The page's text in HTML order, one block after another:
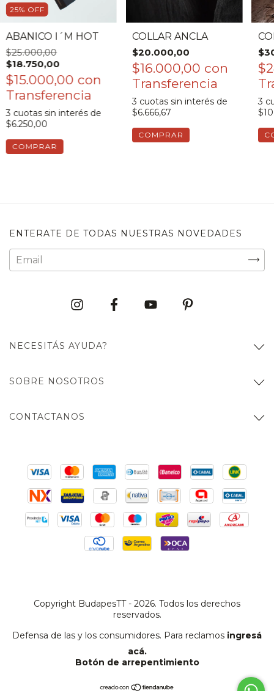
25% OFF
ABANICO I´M HOT
$25.000,00
$18.750,00
$15.000,00 con
3 cuotas sin interés de
$6.250,00
COMPRAR
COLLAR ANCLA
$20.000,00
$16.000,00 con
3 cuotas sin interés de
$6.666,67
COMPRAR
3
ENTERATE DE TODAS NUESTRAS NOVEDADES
NECESITÁS AYUDA?
SOBRE NOSOTROS
CONTACTANOS
Copyright BudapesTT - 2026. Todos los derechos
reservados.
Defensa de las y los consumidores. Para reclamos ingresá
acá.
Botón de arrepentimiento